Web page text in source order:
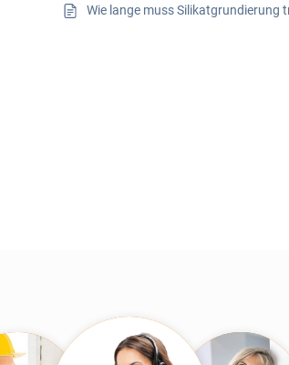
Wie lange muss Silikatgrundierung